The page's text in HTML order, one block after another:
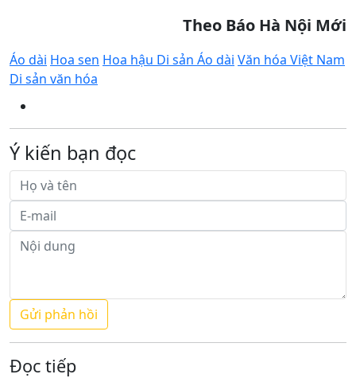
Theo Báo Hà Nội Mới
Áo dài Hoa sen Hoa hậu Di sản Áo dài Văn hóa Việt Nam
Di sản văn hóa
Ý kiến bạn đọc
Đọc tiếp